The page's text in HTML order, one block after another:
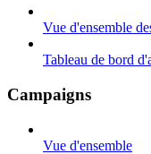
Vue d'ensemble
Tableau de bord
Campaigns
Vue d'ensemble